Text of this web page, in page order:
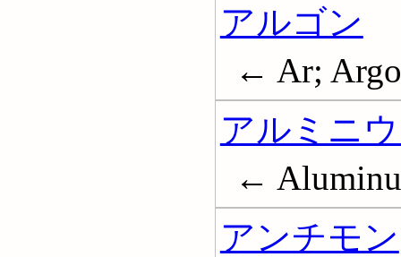
アルゴン
← Ar;
アルミニ
←
アンチモン